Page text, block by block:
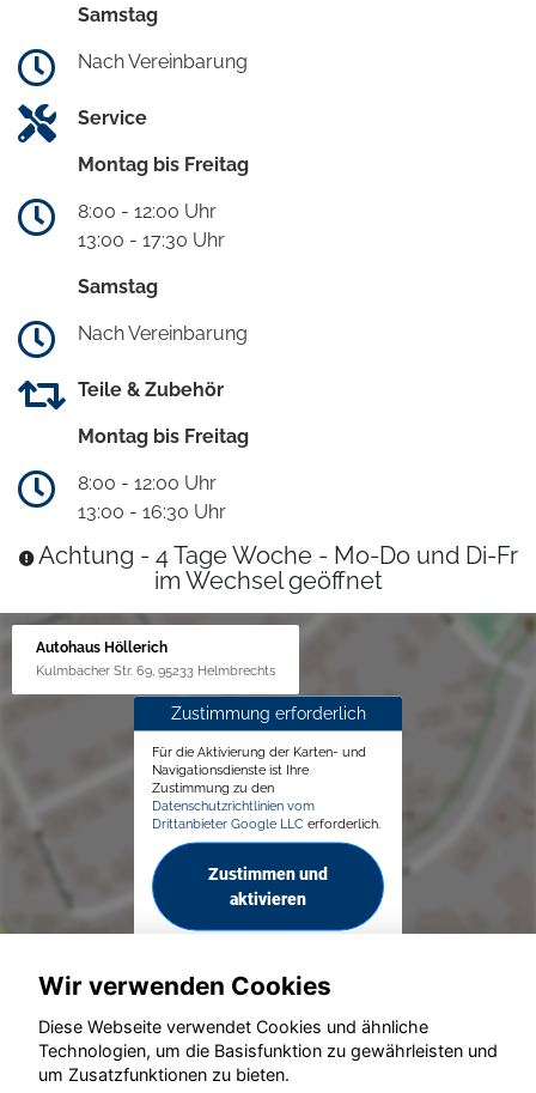
Samstag
Nach Vereinbarung
Service
Montag bis Freitag
8:00 - 12:00 Uhr
13:00 - 17:30 Uhr
Samstag
Nach Vereinbarung
Teile & Zubehör
Montag bis Freitag
8:00 - 12:00 Uhr
13:00 - 16:30 Uhr
Achtung - 4 Tage Woche - Mo-Do und Di-Fr
im Wechsel geöffnet
Autohaus Höllerich
Kulmbacher Str. 69, 95233 Helmbrechts
Zustimmung erforderlich
Für die Aktivierung der Karten- und
Navigationsdienste ist Ihre
Zustimmung zu den
Datenschutzrichtlinien vom
Drittanbieter Google LLC erforderlich.
Zustimmen und
aktivieren
© konjunkturmotor.de GmbH 2020 - 2026
Wir verwenden Cookies
Diese Webseite verwendet Cookies und ähnliche
Technologien, um die Basisfunktion zu gewährleisten und
um Zusatzfunktionen zu bieten.